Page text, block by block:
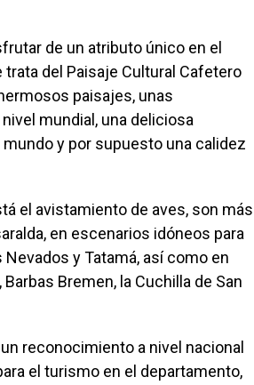
de un atributo único en el
del Paisaje Cultural Cafetero
paisajes, unas
mundial, una deliciosa
y por supuesto una calidez
el avistamiento de aves, son más
en escenarios idóneos para
y Tatamá, así como en
Bremen, la Cuchilla de San
reconocimiento a nivel nacional
el turismo en el departamento,